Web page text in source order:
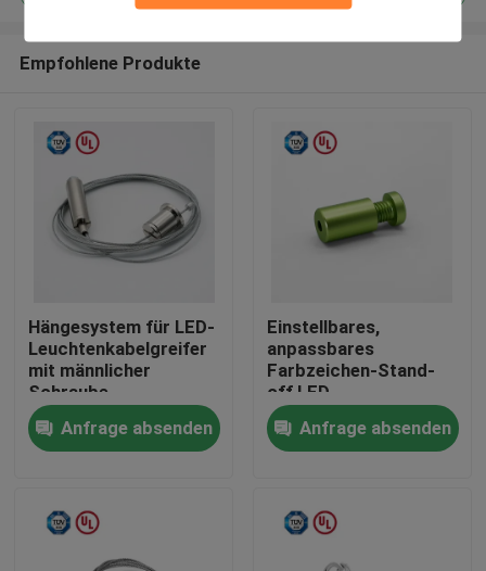
Haus
Videos
Empfohlene Produkte
Hängesystem für LED-
Leuchtenkabelgreifer
mit männlicher
Schraube
Anfrage absenden
Einstellbares,
anpassbares
Farbzeichen-Stand-
off LED-
Fensterbildschirmsystem
Anfrage absenden